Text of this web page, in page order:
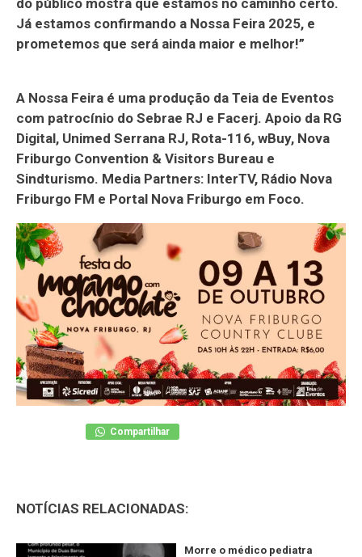
Já estamos confirmando a Nossa Feira 2025, e
prometemos que será ainda maior e melhor!”
A Nossa Feira é uma produção da Teia de Eventos
com patrocínio do Sebrae RJ e Facerj. Apoio da RG
Digital, Unimed Serrana RJ, Rota-116, wBuy, Nova
Friburgo Convention & Visitors Bureau e
Sindturismo. Media Partners: InterTV, Rádio Nova
Friburgo FM e Portal Nova Friburgo em Foco.
Compartilhar
NOTÍCIAS RELACIONADAS:
Morre o médico pediatra